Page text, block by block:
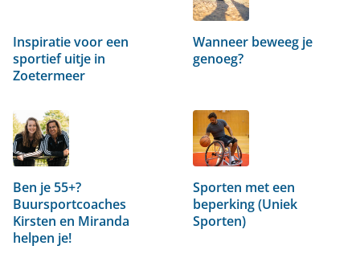
Inspiratie voor een
sportief uitje in
Zoetermeer
Wanneer beweeg je
genoeg?
Ben je 55+?
Buursportcoaches
Kirsten en Miranda
helpen je!
Sporten met een
beperking (Uniek
Sporten)